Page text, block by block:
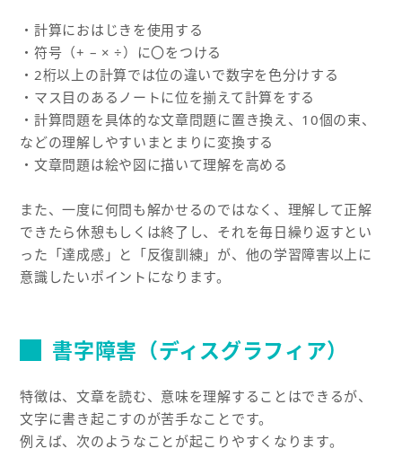
・計算におはじきを使用する
・符号（+ – × ÷）に〇をつける
・2桁以上の計算では位の違いで数字を色分けする
・マス目のあるノートに位を揃えて計算をする
・計算問題を具体的な文章問題に置き換え、10個の束、
などの理解しやすいまとまりに変換する
・文章問題は絵や図に描いて理解を高める
また、一度に何問も解かせるのではなく、理解して正解
できたら休憩もしくは終了し、それを毎日繰り返すとい
った「達成感」と「反復訓練」が、他の学習障害以上に
意識したいポイントになります。
書字障害（ディスグラフィア）
特徴は、文章を読む、意味を理解することはできるが、
文字に書き起こすのが苦手なことです。
例えば、次のようなことが起こりやすくなります。